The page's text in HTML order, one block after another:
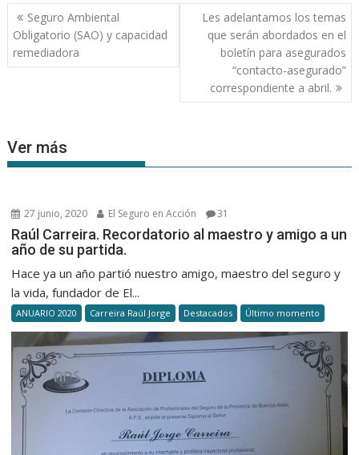
Navegación
de
entradas
Seguro Ambiental
Obligatorio (SAO) y capacidad
remediadora
Les adelantamos los temas
que serán abordados en el
boletín para asegurados
“contacto-asegurado”
correspondiente a abril.
Ver más
27 junio, 2020 El Seguro en Acción 31
Raúl Carreira. Recordatorio al maestro y amigo a un
año de su partida.
Hace ya un año partió nuestro amigo, maestro del seguro y
la vida, fundador de El...
ANUARIO 2020 Carreira Raúl Jorge Destacados Último momento